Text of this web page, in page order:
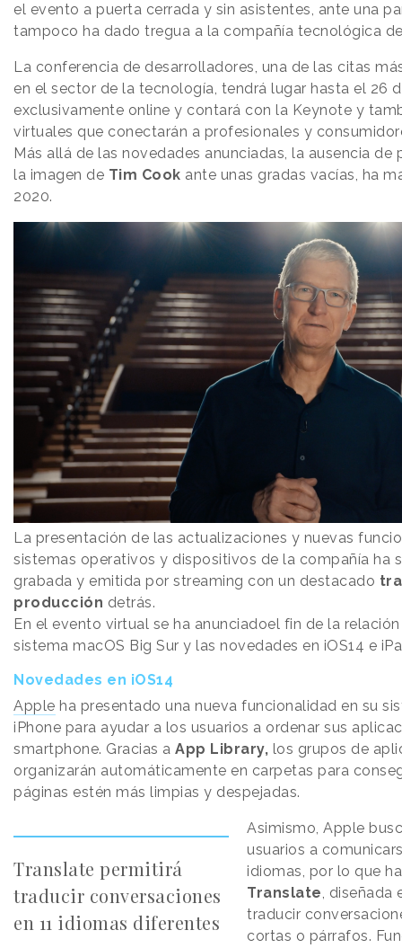
el evento a puerta cerrada y sin asistentes, ante una
tampoco ha dado tregua a la compañía tecnológica
La conferencia de desarrolladores, una de las citas
en el sector de la tecnología, tendrá lugar hasta el 26
exclusivamente online y contará con la Keynote y
virtuales que conectarán a profesionales y
Más allá de las novedades anunciadas, la ausencia de
la imagen de Tim Cook ante unas gradas vacías, ha
2020.
La presentación de las actualizaciones y nuevas
sistemas operativos y dispositivos de la compañía ha
grabada y emitida por streaming con un destacado
producción detrás.
En el evento virtual se ha anunciadoel fin de la
sistema macOS Big Sur y las novedades en iOS14 e
Novedades en iOS14
Apple ha presentado una nueva funcionalidad en su
iPhone para ayudar a los usuarios a ordenar sus
smartphone. Gracias a App Library, los grupos de
organizarán automáticamente en carpetas para
páginas estén más limpias y despejadas.
Translate permitirá
traducir conversaciones
en 11 idiomas diferentes
Asimismo, Apple
usuarios a
idiomas, por lo que
Translate, diseñada
traducir
cortas o párrafos.